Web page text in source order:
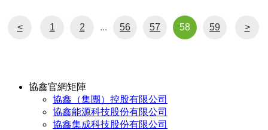
< 1 2 ... 56 57 58 59 >
協鑫官網矩陣
協鑫（集團）控股有限公司
協鑫能源科技股份有限公司
協鑫集成科技股份有限公司